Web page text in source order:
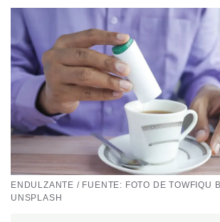
ENDULZANTE / FUENTE: FOTO DE TOWFIQU
UNSPLASH